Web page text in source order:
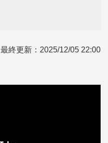
最終更新： 2025/12/05 22:00